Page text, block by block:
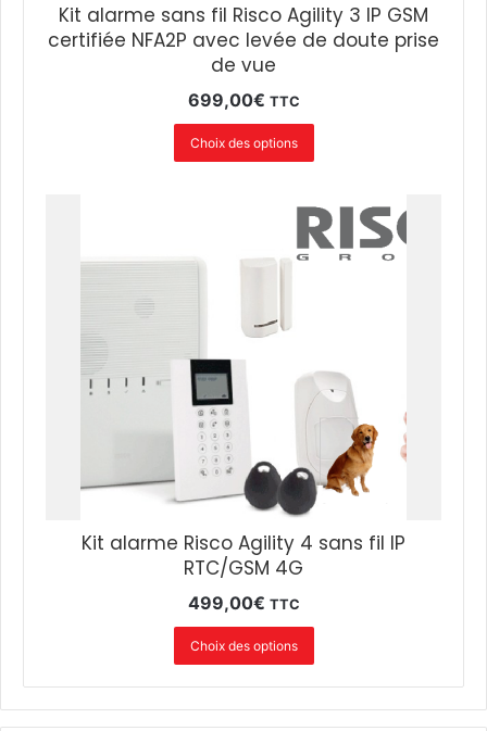
Kit alarme sans fil Risco Agility 3 IP GSM
certifiée NFA2P avec levée de doute prise
de vue
699,00€ TTC
Choix des options
Kit alarme Risco Agility 4 sans fil IP
RTC/GSM 4G
499,00€ TTC
Choix des options